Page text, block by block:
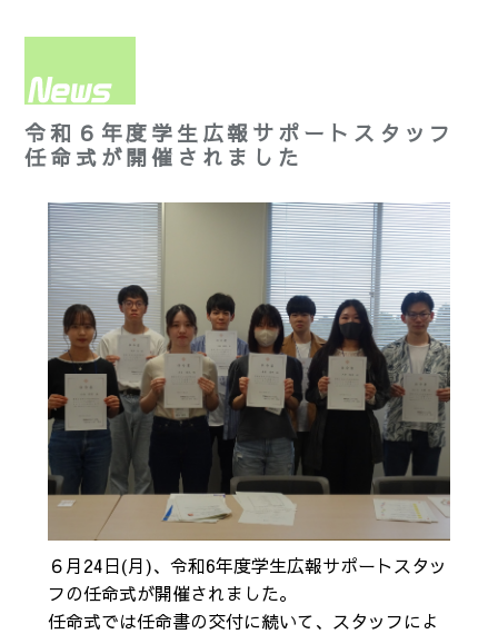
令和６年度学生広報サポートスタッフ
任命式が開催されました
６月24日(月)、令和6年度学生広報サポートスタッ
フの任命式が開催されました。
任命式では任命書の交付に続いて、スタッフによ